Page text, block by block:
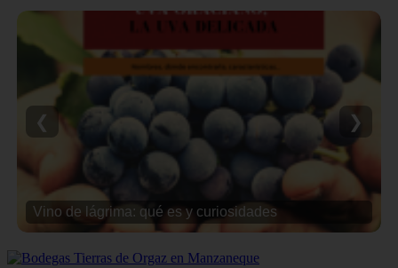
Vino de lágrima: qué es y curiosidades
❮ ❯